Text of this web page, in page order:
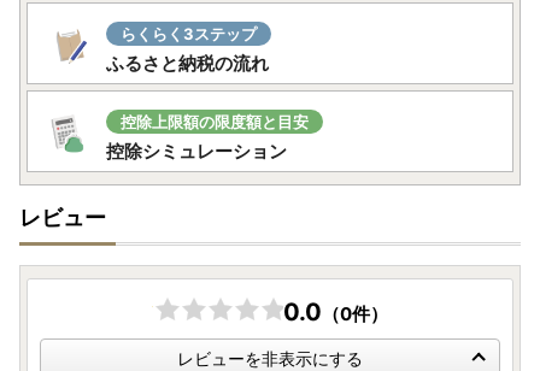
らくらく3ステップ
ふるさと納税の流れ
控除上限額の限度額と目安
控除シミュレーション
レビュー
0.0 （0件）
レビューを非表示にする